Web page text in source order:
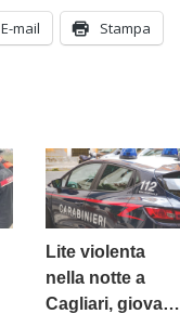
E-mail Stampa
Lite violenta
nella notte a
Cagliari, giovane